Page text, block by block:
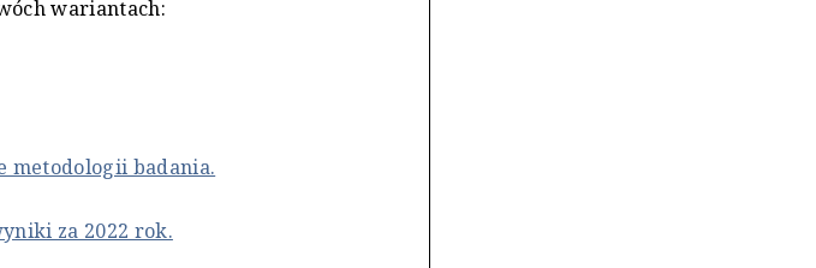
wariantach:
metodologii badania.
za 2022 rok.